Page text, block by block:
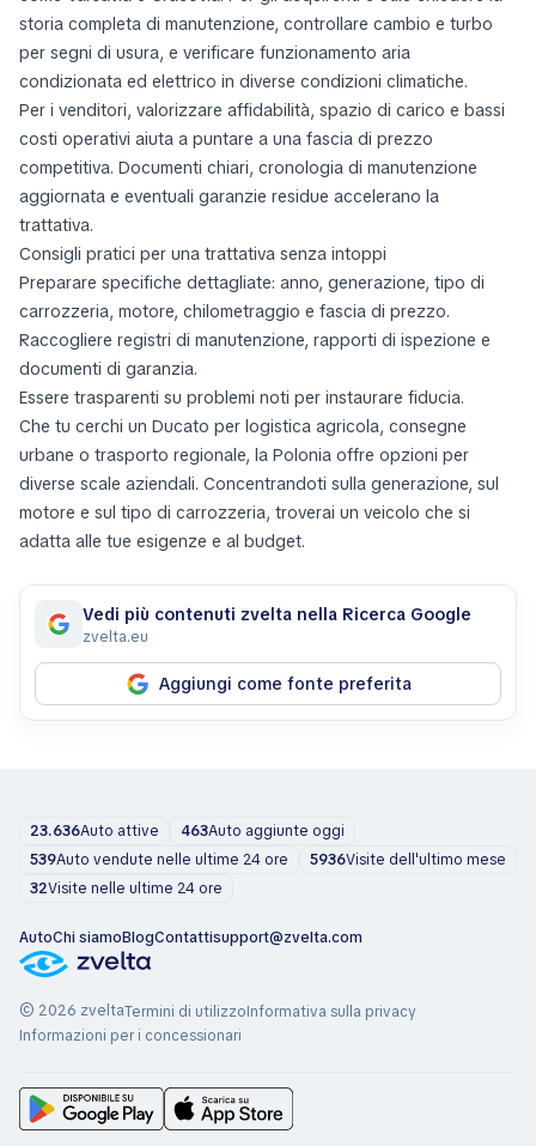
storia completa di manutenzione, controllare cambio e turbo
per segni di usura, e verificare funzionamento aria
condizionata ed elettrico in diverse condizioni climatiche.
Per i venditori, valorizzare affidabilità, spazio di carico e bassi
costi operativi aiuta a puntare a una fascia di prezzo
competitiva. Documenti chiari, cronologia di manutenzione
aggiornata e eventuali garanzie residue accelerano la
trattativa.
Consigli pratici per una trattativa senza intoppi
Preparare specifiche dettagliate: anno, generazione, tipo di
carrozzeria, motore, chilometraggio e fascia di prezzo.
Raccogliere registri di manutenzione, rapporti di ispezione e
documenti di garanzia.
Essere trasparenti su problemi noti per instaurare fiducia.
Che tu cerchi un Ducato per logistica agricola, consegne
urbane o trasporto regionale, la Polonia offre opzioni per
diverse scale aziendali. Concentrandoti sulla generazione, sul
motore e sul tipo di carrozzeria, troverai un veicolo che si
adatta alle tue esigenze e al budget.
Vedi più contenuti zvelta nella Ricerca Google
zvelta.eu
Aggiungi come fonte preferita
23.636Auto attive 463Auto aggiunte oggi
539Auto vendute nelle ultime 24 ore 5936Visite dell'ultimo mese
32Visite nelle ultime 24 ore
AutoChi siamoBlogContattisupport@zvelta.com
© 2026 zveltaTermini di utilizzoInformativa sulla privacy
Informazioni per i concessionari